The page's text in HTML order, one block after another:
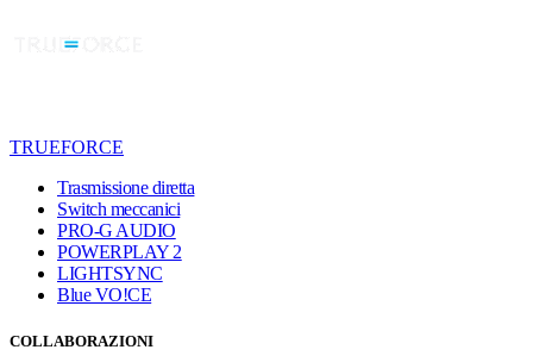
TRUEFORCE
Trasmissione diretta
Switch meccanici
PRO-G AUDIO
POWERPLAY 2
LIGHTSYNC
Blue VO!CE
COLLABORAZIONI